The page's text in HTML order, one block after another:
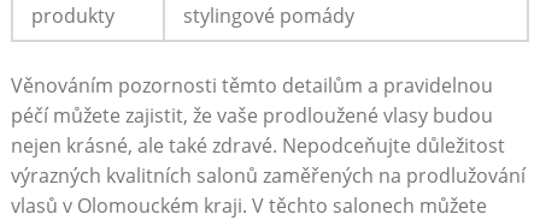
produkty
stylingové pomády
Věnováním pozornosti těmto detailům a pravidelnou
péčí můžete zajistit, že vaše prodloužené vlasy budou
nejen krásné, ale také zdravé. Nepodceňujte důležitost
výrazných kvalitních salonů zaměřených na prodlužování
vlasů v Olomouckém kraji. V těchto salonech můžete